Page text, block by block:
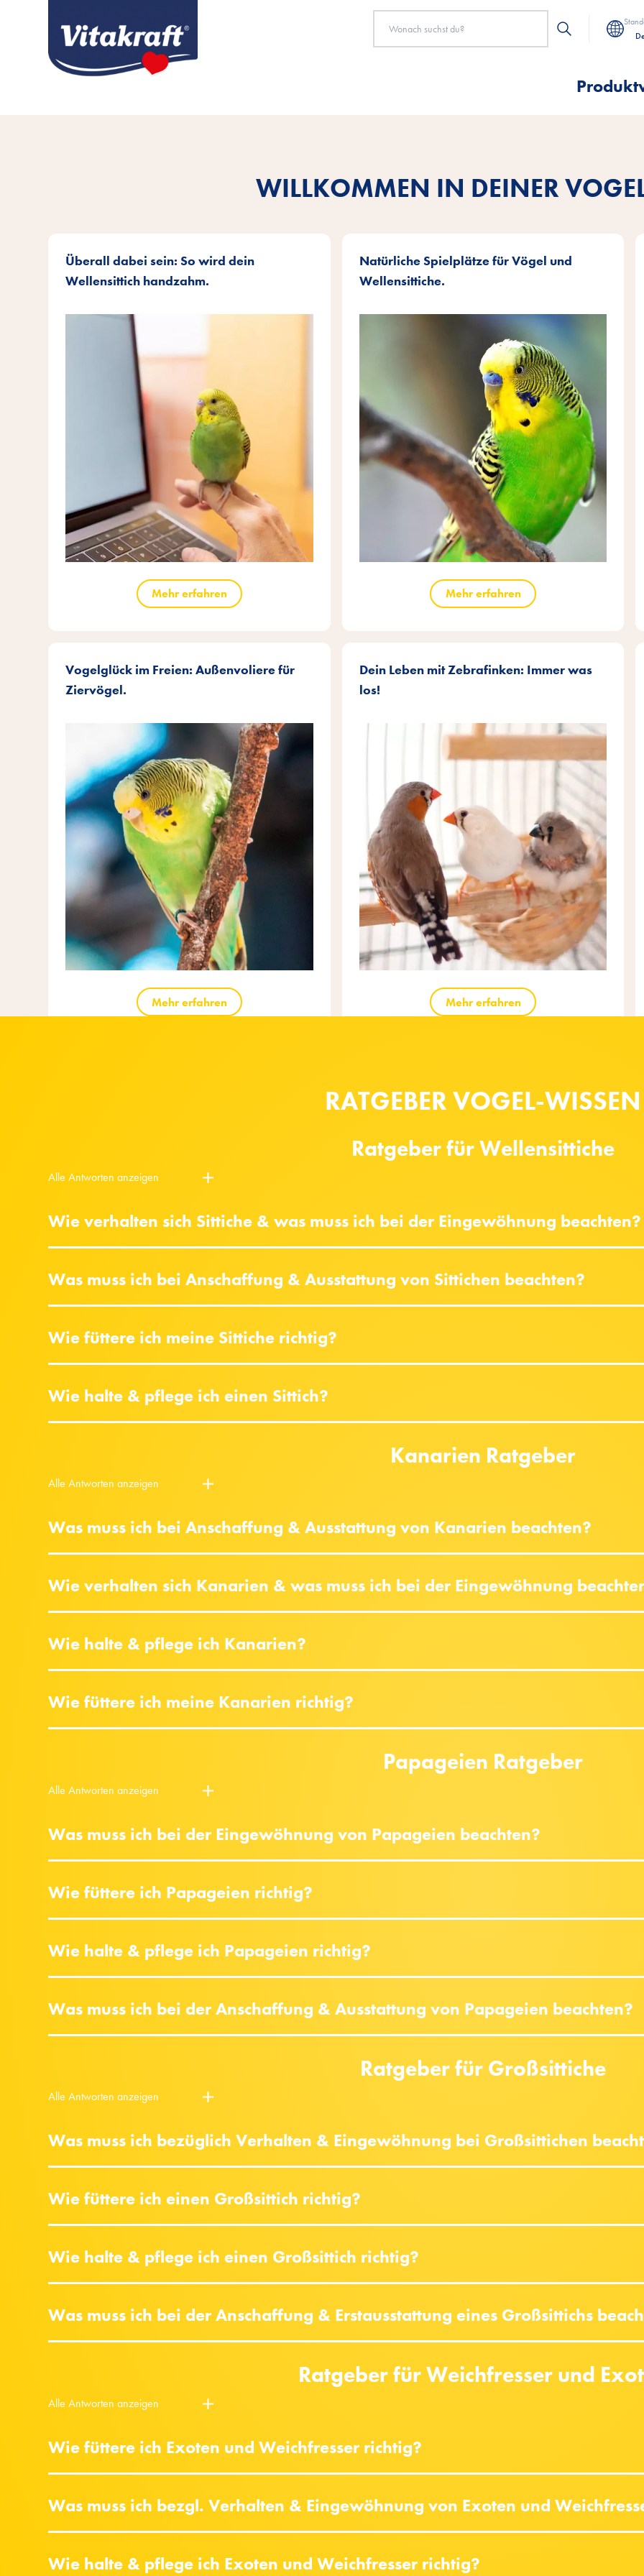
WILLKOMMEN IN DEINER
Überall dabei sein: So wird dein
Wellensittich handzahm.
Mehr erfahren
Natürliche Spielplätze für Vögel und
Wellensittiche.
Mehr erfahren
Vogelglück im Freien: Außenvoliere für
Ziervögel.
Mehr erfahren
Dein Leben mit Zebrafinken: Immer was
los!
Mehr erfahren
RATGEBER VOGEL-WISSEN
Ratgeber für Wellensittiche
Alle Antworten anzeigen
Wie verhalten sich Sittiche & was muss ich bei der Eingewöhnung beachten?
Was muss ich bei Anschaffung & Ausstattung von Sittichen beachten?
Wie füttere ich meine Sittiche richtig?
Wie halte & pflege ich einen Sittich?
Kanarien Ratgeber
Alle Antworten anzeigen
Was muss ich bei Anschaffung & Ausstattung von Kanarien beachten?
Wie verhalten sich Kanarien & was muss ich bei der Eingewöhnung
Wie halte & pflege ich Kanarien?
Wie füttere ich meine Kanarien richtig?
Papageien Ratgeber
Alle Antworten anzeigen
Was muss ich bei der Eingewöhnung von Papageien beachten?
Wie füttere ich Papageien richtig?
Wie halte & pflege ich Papageien richtig?
Was muss ich bei der Anschaffung & Ausstattung von Papageien beachten?
Ratgeber für Großsittiche
Alle Antworten anzeigen
Was muss ich bezüglich Verhalten & Eingewöhnung bei Großsittichen
Wie füttere ich einen Großsittich richtig?
Wie halte & pflege ich einen Großsittich richtig?
Was muss ich bei der Anschaffung & Erstausstattung eines Großsittichs
Ratgeber für Weichfresser und
Alle Antworten anzeigen
Wie füttere ich Exoten und Weichfresser richtig?
Was muss ich bezgl. Verhalten & Eingewöhnung von Exoten und
Wie halte & pflege ich Exoten und Weichfresser richtig?